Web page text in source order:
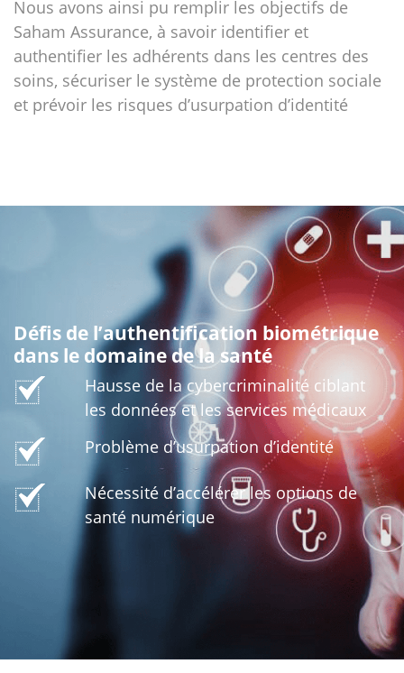
Nous avons ainsi pu remplir les objectifs de
Saham Assurance, à savoir identifier et
authentifier les adhérents dans les centres des
soins, sécuriser le système de protection sociale
et prévoir les risques d’usurpation d’identité
Défis de l’authentification biométrique
dans le domaine de la santé
Hausse de la cybercriminalité ciblant
les données et les services médicaux
Problème d’usurpation d’identité
Nécessité d’accélérer les options de
santé numérique